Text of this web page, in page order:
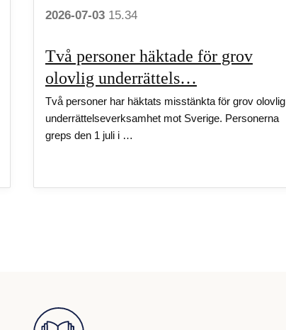
2026-07-03 15.34
Två personer häktade för grov
olovlig underrättels…
Två personer har häktats misstänkta för grov olovlig
underrättelseverksamhet mot Sverige. Personerna
greps den 1 juli i …